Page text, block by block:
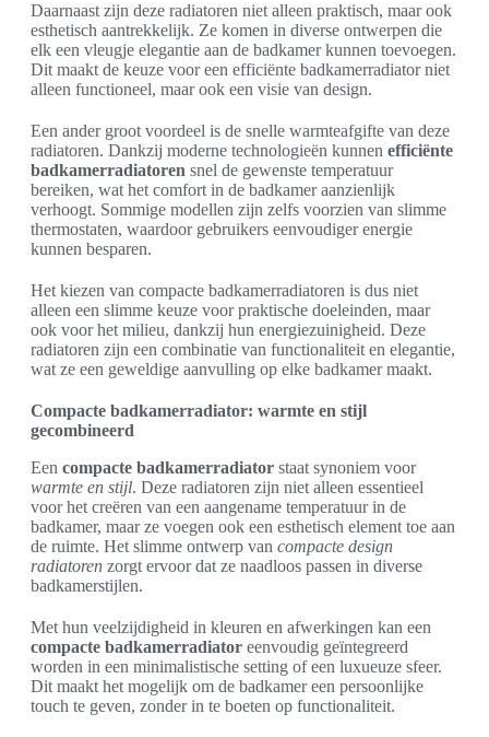
Daarnaast zijn deze radiatoren niet alleen praktisch, maar ook
esthetisch aantrekkelijk. Ze komen in diverse ontwerpen die
elk een vleugje elegantie aan de badkamer kunnen toevoegen.
Dit maakt de keuze voor een efficiënte badkamerradiator niet
alleen functioneel, maar ook een visie van design.
Een ander groot voordeel is de snelle warmteafgifte van deze
radiatoren. Dankzij moderne technologieën kunnen efficiënte
badkamerradiatoren snel de gewenste temperatuur
bereiken, wat het comfort in de badkamer aanzienlijk
verhoogt. Sommige modellen zijn zelfs voorzien van slimme
thermostaten, waardoor gebruikers eenvoudiger energie
kunnen besparen.
Het kiezen van compacte badkamerradiatoren is dus niet
alleen een slimme keuze voor praktische doeleinden, maar
ook voor het milieu, dankzij hun energiezuinigheid. Deze
radiatoren zijn een combinatie van functionaliteit en elegantie,
wat ze een geweldige aanvulling op elke badkamer maakt.
Compacte badkamerradiator: warmte en stijl
gecombineerd
Een compacte badkamerradiator staat synoniem voor
warmte en stijl. Deze radiatoren zijn niet alleen essentieel
voor het creëren van een aangename temperatuur in de
badkamer, maar ze voegen ook een esthetisch element toe aan
de ruimte. Het slimme ontwerp van compacte design
radiatoren zorgt ervoor dat ze naadloos passen in diverse
badkamerstijlen.
Met hun veelzijdigheid in kleuren en afwerkingen kan een
compacte badkamerradiator eenvoudig geïntegreerd
worden in een minimalistische setting of een luxueuze sfeer.
Dit maakt het mogelijk om de badkamer een persoonlijke
touch te geven, zonder in te boeten op functionaliteit.